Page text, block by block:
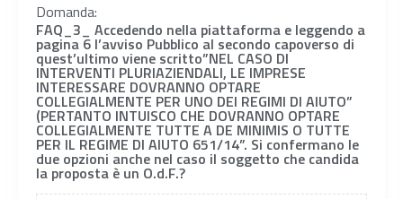
Domanda:
FAQ_3_ Accedendo nella piattaforma e leggendo a
pagina 6 l’avviso Pubblico al secondo capoverso di
quest’ultimo viene scritto”NEL CASO DI
INTERVENTI PLURIAZIENDALI, LE IMPRESE
INTERESSARE DOVRANNO OPTARE
COLLEGIALMENTE PER UNO DEI REGIMI DI AIUTO”
(PERTANTO INTUISCO CHE DOVRANNO OPTARE
COLLEGIALMENTE TUTTE A DE MINIMIS O TUTTE
PER IL REGIME DI AIUTO 651/14”. Si confermano le
due opzioni anche nel caso il soggetto che candida
la proposta è un O.d.F.?